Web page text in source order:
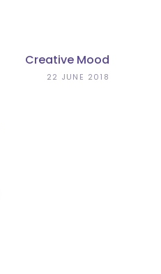
Creative Mood
22 JUNE 2018